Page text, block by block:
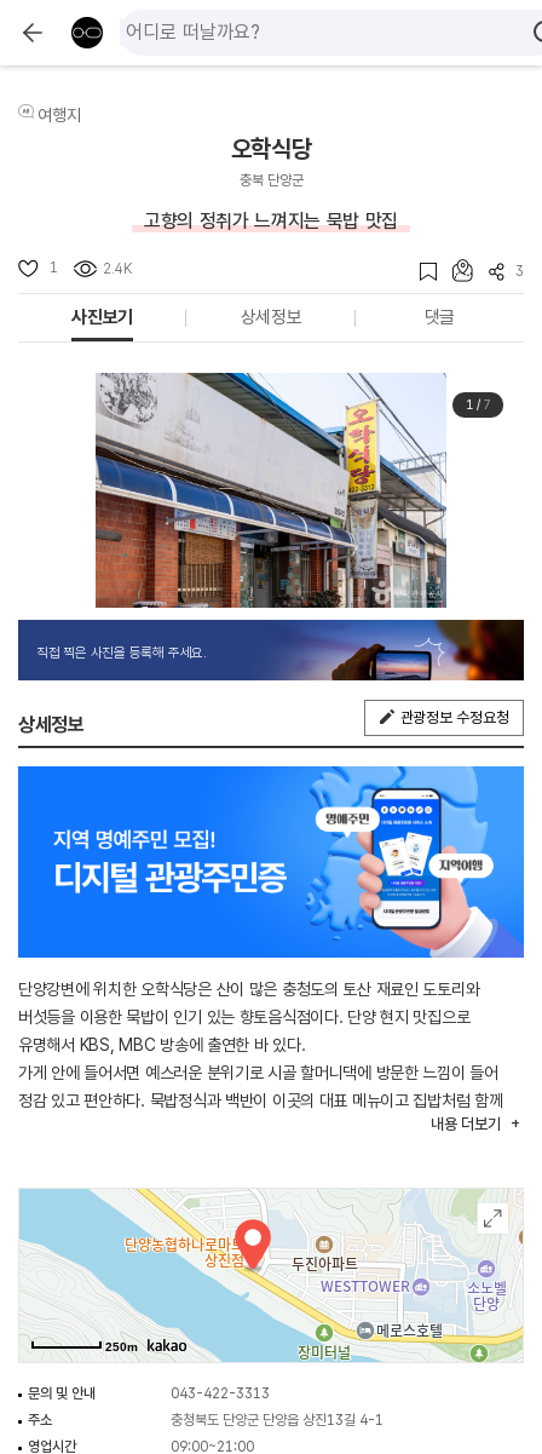
여행지
오학식당
충북 단양군
고향의 정취가 느껴지는 묵밥 맛집
1 2.4K 3
사진보기 상세정보 댓글
1/ 7
직접 찍은 사진을 등록해 주세요.
상세정보 관광정보 수정요청
단양강변에 위치한 오학식당은 산이 많은 충청도의 토산 재료인 도토리와
버섯등을 이용한 묵밥이 인기 있는 향토음식점이다. 단양 현지 맛집으로
유명해서 KBS, MBC 방송에 출연한 바 있다.
가게 안에 들어서면 예스러운 분위기로 시골 할머니댁에 방문한 느낌이 들어
정감 있고 편안하다. 묵밥정식과 백반이 이곳의 대표 메뉴이고 집밥처럼 함께
나오는 밑반찬들도 정갈하여 든든하고 맛있는 한 끼를 즐길 수 있다. 길에서 안
10분 거리에 있는 단양강잔도 주차장을 이용할 수 있다.
내용 더보기
250m
문의 및 안내
043-422-3313
주소
충청북도 단양군 단양읍 상진13길 4-1
영업시간
09:00~21:00